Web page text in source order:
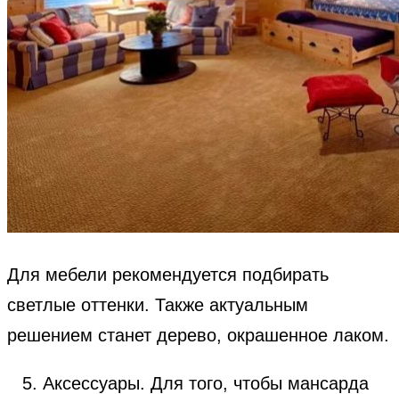
Для мебели рекомендуется подбирать
светлые оттенки. Также актуальным
решением станет дерево, окрашенное лаком.
Аксессуары. Для того, чтобы мансарда